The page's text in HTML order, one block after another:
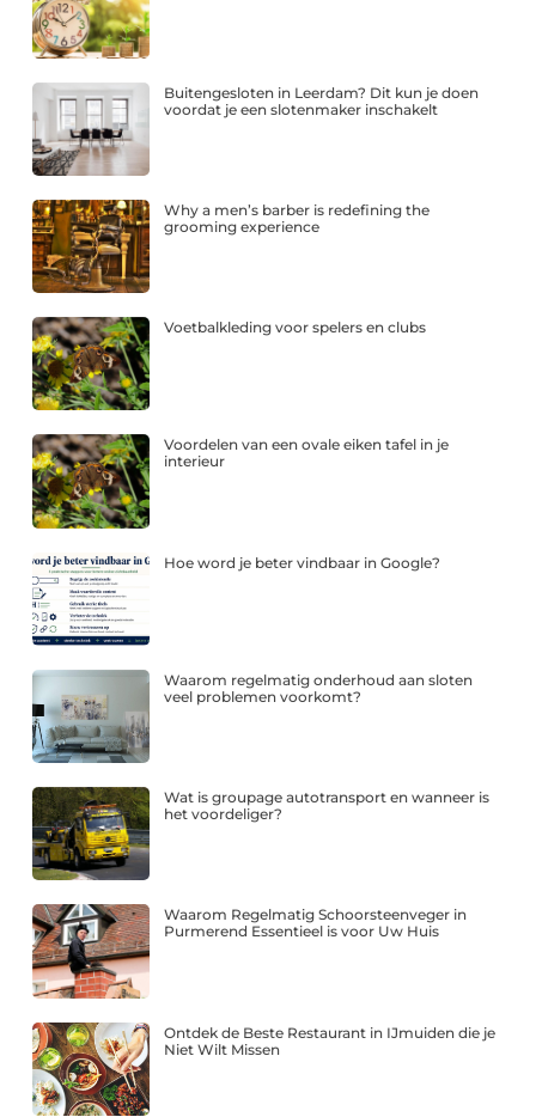
Buitengesloten in Leerdam? Dit kun je doen
voordat je een slotenmaker inschakelt
Why a men’s barber is redefining the
grooming experience
Voetbalkleding voor spelers en clubs
Voordelen van een ovale eiken tafel in je
interieur
Hoe word je beter vindbaar in Google?
Waarom regelmatig onderhoud aan sloten
veel problemen voorkomt?
Wat is groupage autotransport en wanneer is
het voordeliger?
Waarom Regelmatig Schoorsteenveger in
Purmerend Essentieel is voor Uw Huis
Ontdek de Beste Restaurant in IJmuiden die je
Niet Wilt Missen